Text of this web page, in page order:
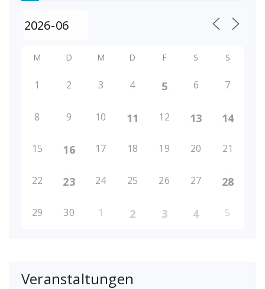
M D M D F S S
1 2 3 4 5 6 7
8 9 10 11 12 13 14
15 16 17 18 19 20 21
22 23 24 25 26 27 28
29 30 1 2 3 4 5
Veranstaltungen